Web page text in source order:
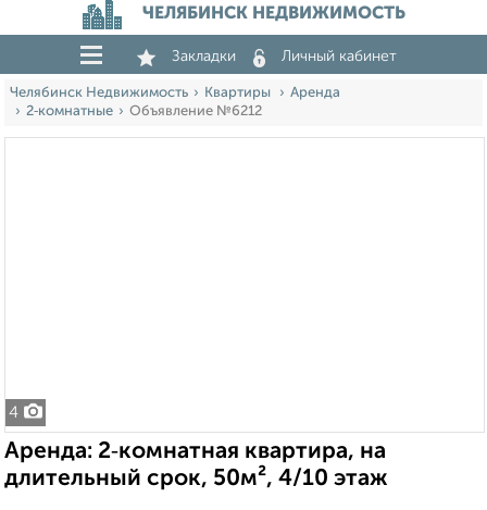
ЧЕЛЯБИНСК НЕДВИЖИМОСТЬ
Закладки Личный кабинет
Челябинск Недвижимость Квартиры
Аренда
2‑комнатные
Объявление №6212
4
Аренда: 2‑комнатная квартира, на
длительный срок, 50м², 4/10 этаж